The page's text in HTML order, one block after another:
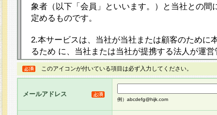
象者（以下「会員」といいます。）と当社との間
定めるものです。
2.本サービスは、当社が当社または顧客のために
るため に、当社または当社が提携する法人が運
ト（以下「本サイト」といいます。）上に本サー
ージを設け、会員がアンケー ト調査に回答する
し、その結果を当社が集計・分析その他の利用を
るものです。なお、本サービスは、それぞれの目
員に対して本サービスの依頼を行うこともあり、
このアイコンが付いている項目は必ず入力してください。
メールアドレス
例）abcdefg@hijk.com